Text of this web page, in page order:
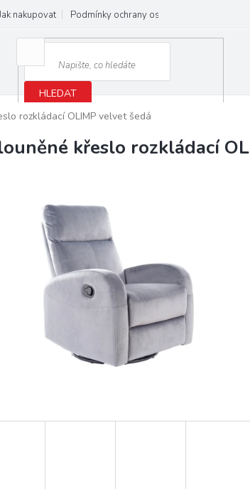
nakupovat Podmínky ochrany osobních údajů
HLEDAT
rozkládací OLIMP velvet šedá
křeslo rozkládací